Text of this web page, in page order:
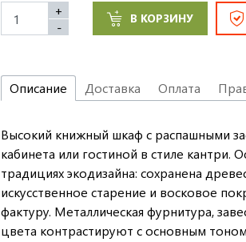
+
-
В КОРЗИНУ
Описание Доставка Оплата
Высокий книжный шкаф с распашными
кабинета или гостиной в стиле
традициях экодизайна: сохранена
искусственное старение и восковое
фактуру. Металлическая фурнитура,
цвета контрастируют с основным